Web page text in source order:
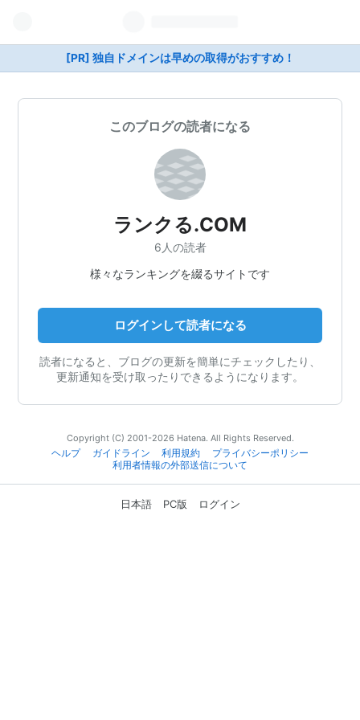
[PR] 独自ドメインは早めの取得がおすすめ！
このブログの読者になる
ランクる.COM
6人の読者
様々なランキングを綴るサイトです
ログインして読者になる
読者になると、ブログの更新を簡単にチェックしたり、
更新通知を受け取ったりできるようになります。
Copyright (C) 2001-2026 Hatena. All Rights Reserved.
ヘルプ
ガイドライン 利用規約
プライバシーポリシー
利用者情報の外部送信について
日本語 PC版 ログイン